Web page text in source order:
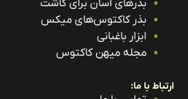
بذرهای آسان برای کاشت
بذر کاکتوس‌های میکس
ابزار باغبانی
مجله میهن کاکتوس
با ما: